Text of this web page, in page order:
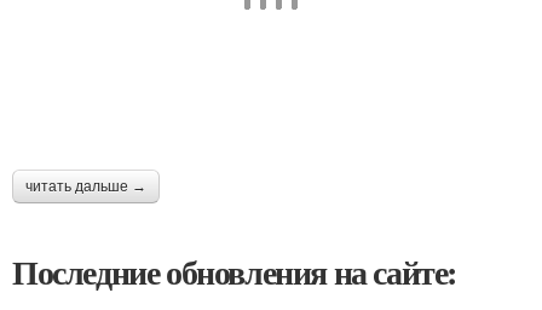
читать дальше →
Последние обновления на сайте: